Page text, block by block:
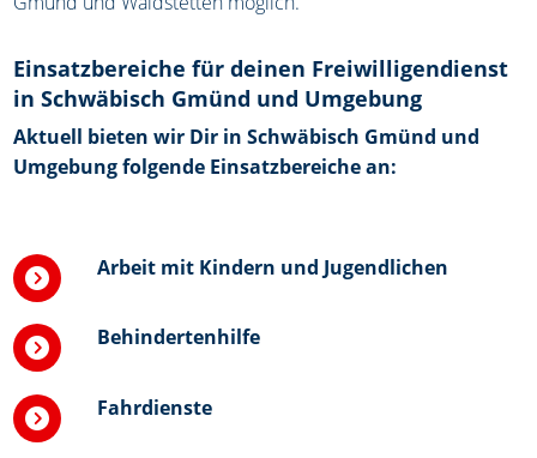
Einsatzbereiche für deinen Freiwilligendienst
in Schwäbisch Gmünd und Umgebung
Aktuell bieten wir Dir in Schwäbisch Gmünd und
Umgebung folgende Einsatzbereiche an:
Arbeit mit Kindern und Jugendlichen
Behindertenhilfe
Fahrdienste